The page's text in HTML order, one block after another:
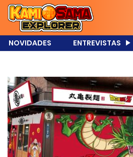
NOVIDADES ENTREVISTAS